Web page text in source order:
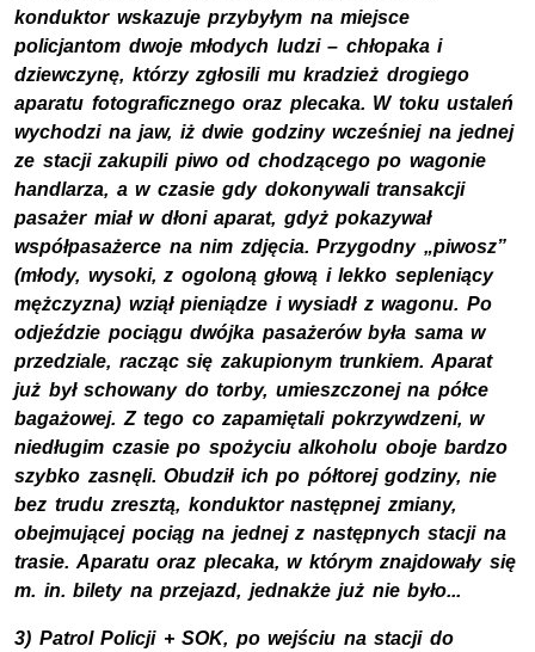
konduktor wskazuje przybyłym na miejsce
policjantom dwoje młodych ludzi – chłopaka i
dziewczynę, którzy zgłosili mu kradzież drogiego
aparatu fotograficznego oraz plecaka. W toku ustaleń
wychodzi na jaw, iż dwie godziny wcześniej na jednej
ze stacji zakupili piwo od chodzącego po wagonie
handlarza, a w czasie gdy dokonywali transakcji
pasażer miał w dłoni aparat, gdyż pokazywał
współpasażerce na nim zdjęcia. Przygodny „piwosz”
(młody, wysoki, z ogoloną głową i lekko sepleniący
mężczyzna) wziął pieniądze i wysiadł z wagonu. Po
odjeździe pociągu dwójka pasażerów była sama w
przedziale, racząc się zakupionym trunkiem. Aparat
już był schowany do torby, umieszczonej na półce
bagażowej. Z tego co zapamiętali pokrzywdzeni, w
niedługim czasie po spożyciu alkoholu oboje bardzo
szybko zasnęli. Obudził ich po półtorej godziny, nie
bez trudu zresztą, konduktor następnej zmiany,
obejmującej pociąg na jednej z następnych stacji na
trasie. Aparatu oraz plecaka, w którym znajdowały się
m. in. bilety na przejazd, jednakże już nie było...
3) Patrol Policji + SOK, po wejściu na stacji do